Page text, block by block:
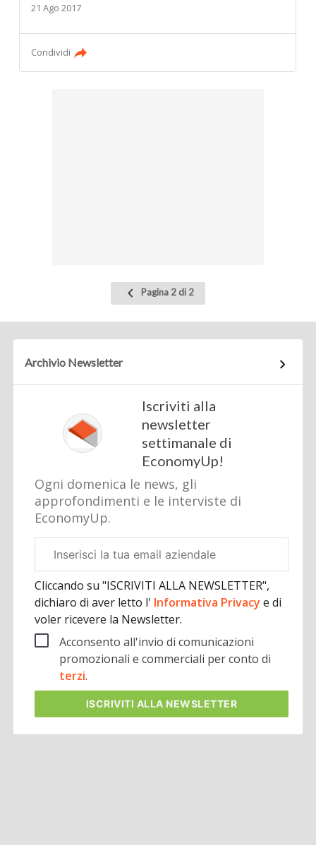
21 Ago 2017
Condividi
Pagina
precedente
Pagina 2 di 2
Archivio Newsletter
Iscriviti alla
newsletter
settimanale di
EconomyUp!
Ogni domenica le news, gli
approfondimenti e le interviste di
EconomyUp.
aziendale
Cliccando su "ISCRIVITI ALLA NEWSLETTER",
dichiaro di aver letto l' Informativa Privacye di
voler ricevere la Newsletter.
Acconsento all'invio di comunicazioni
promozionali e commerciali per conto di
terzi.
ISCRIVITI ALLA NEWSLETTER